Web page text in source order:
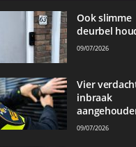
Ook slimme
deurbel
09/07/2026
Vier
inbraak
09/07/2026